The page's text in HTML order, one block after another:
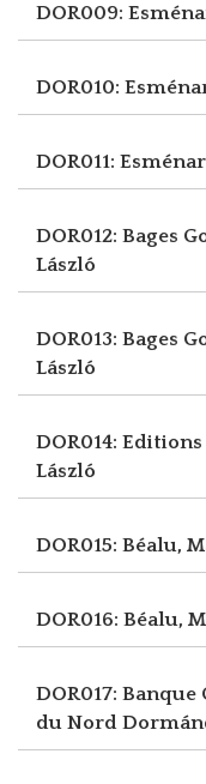
DOR009:
DOR010:
DOR011:
DOR012: Bages
László
DOR013: Bages
László
DOR014:
László
DOR015: Béalu,
DOR016: Béalu,
DOR017:
du Nord